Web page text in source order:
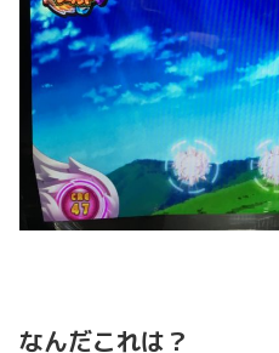
なんだこれは？